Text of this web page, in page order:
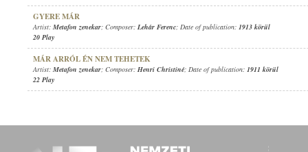
GYERE MÁR
Artist: Metafon zenekar; Composer: Lehár Ferenc; Date of publication: 1913 körül
20 Play
MÁR ARRÓL ÉN NEM TEHETEK
Artist: Metafon zenekar; Composer: Henri Christiné; Date of publication: 1911 körül
22 Play